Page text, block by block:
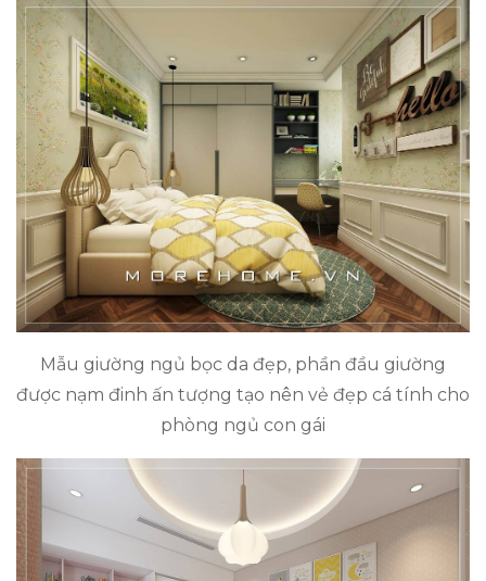
Mẫu giường ngủ bọc da đẹp, phần đầu giường
được nạm đinh ấn tượng tạo nên vẻ đẹp cá tính cho
phòng ngủ con gái